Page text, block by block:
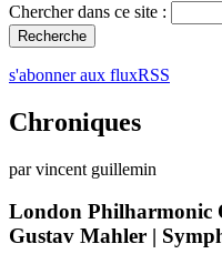
Chercher dans ce site :
s'abonner aux fluxRSS
Chroniques
par vincent guillemin
London Philharmonic
Gustav Mahler |